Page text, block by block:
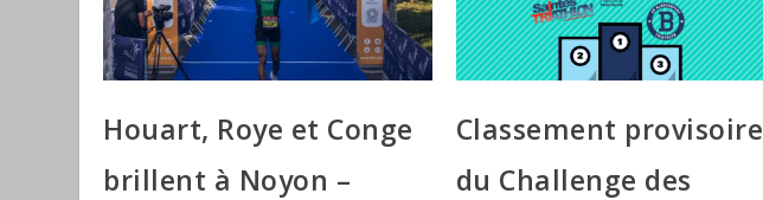
Houart, Roye et Conge
brillent à Noyon –
Classement provisoire
du Challenge des